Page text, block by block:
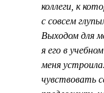
коллеги, к
с совсем
Выходом для
я его в
меня
чувствовать